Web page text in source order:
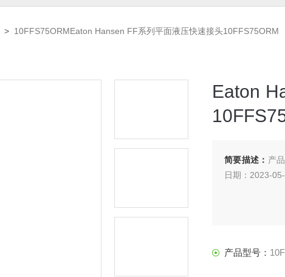
> 10FFS75ORMEaton Hansen FF系列平面液压快速接头10FFS75ORM
Eaton
简要描述： 产
日期：2023-
产品型号：